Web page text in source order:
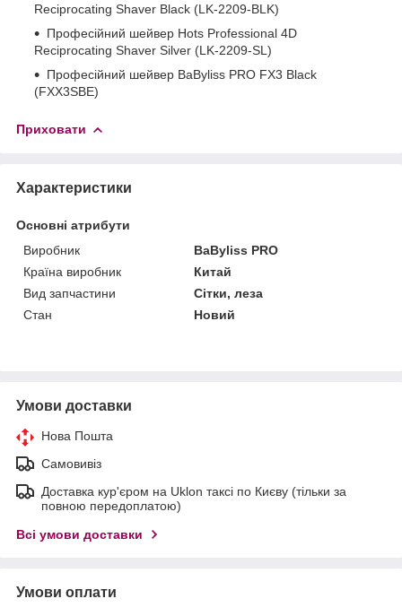
Reciprocating Shaver Black (LK-2209-BLK)
Професійний шейвер Hots Professional 4D
Reciprocating Shaver Silver (LK-2209-SL)
Професійний шейвер BaByliss PRO FX3 Black
(FXX3SBE)
Приховати
Характеристики
Основні атрибути
Виробник
BaByliss PRO
Країна виробник
Китай
Вид запчастини
Сітки, леза
Стан
Новий
Умови доставки
Нова Пошта
Самовивіз
Доставка кур'єром на Uklon таксі по Києву (тільки за
повною передоплатою)
Всі умови доставки
Умови оплати